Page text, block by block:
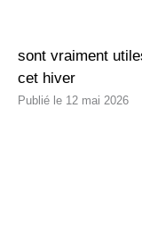
sont vraiment
cet hiver
12 mai 2026